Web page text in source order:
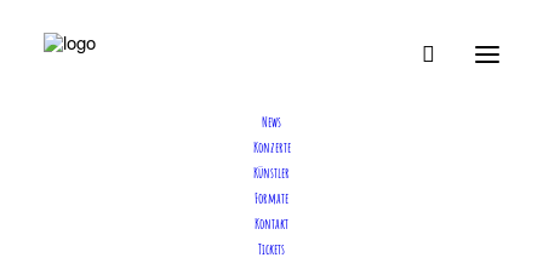
News
Konzerte
Künstler
Formate
Kontakt
Tickets